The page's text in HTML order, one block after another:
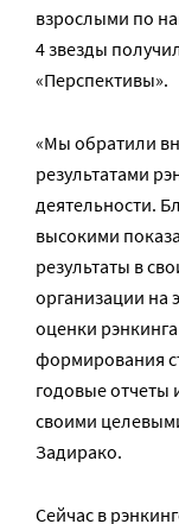
взрослыми по
4 звезды
«Перспективы».
«Мы обратили
результатами
деятельности.
высокими
результаты в
организации на
оценки
формирования
годовые отчеты
своими
Задирако.
Сейчас в